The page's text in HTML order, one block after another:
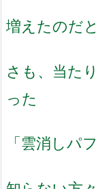
増えたのだ
さも、当た
った
「雲消しパ